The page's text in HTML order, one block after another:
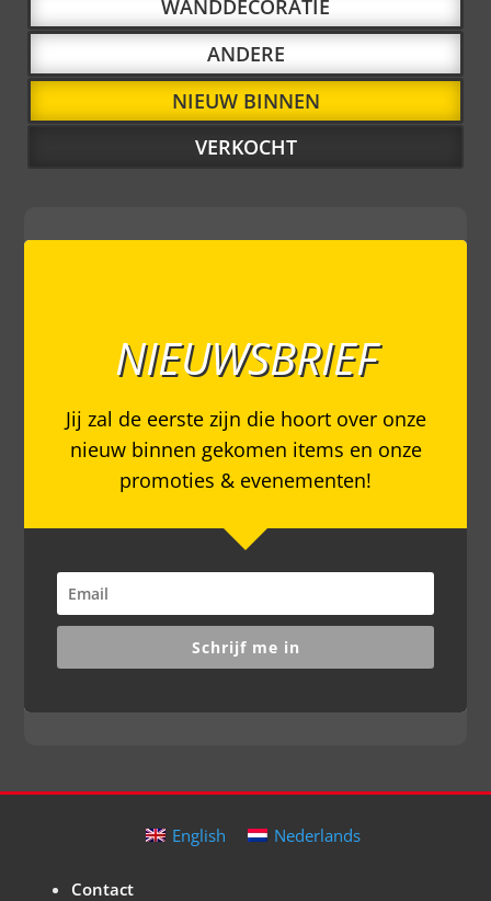
WANDDECORATIE
ANDERE
NIEUW BINNEN
VERKOCHT
NIEUWSBRIEF
Jij zal de eerste zijn die hoort over onze
nieuw binnen gekomen items en onze
promoties & evenementen!
Schrijf me in
English Nederlands
Contact